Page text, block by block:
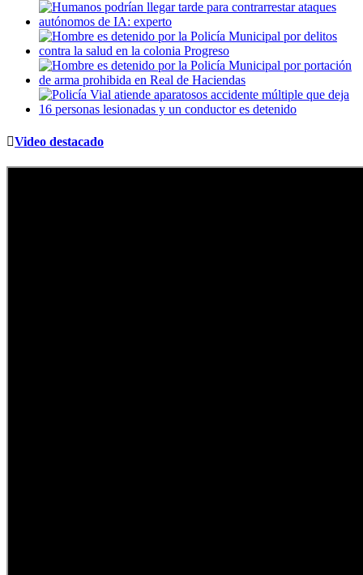
Video destacado